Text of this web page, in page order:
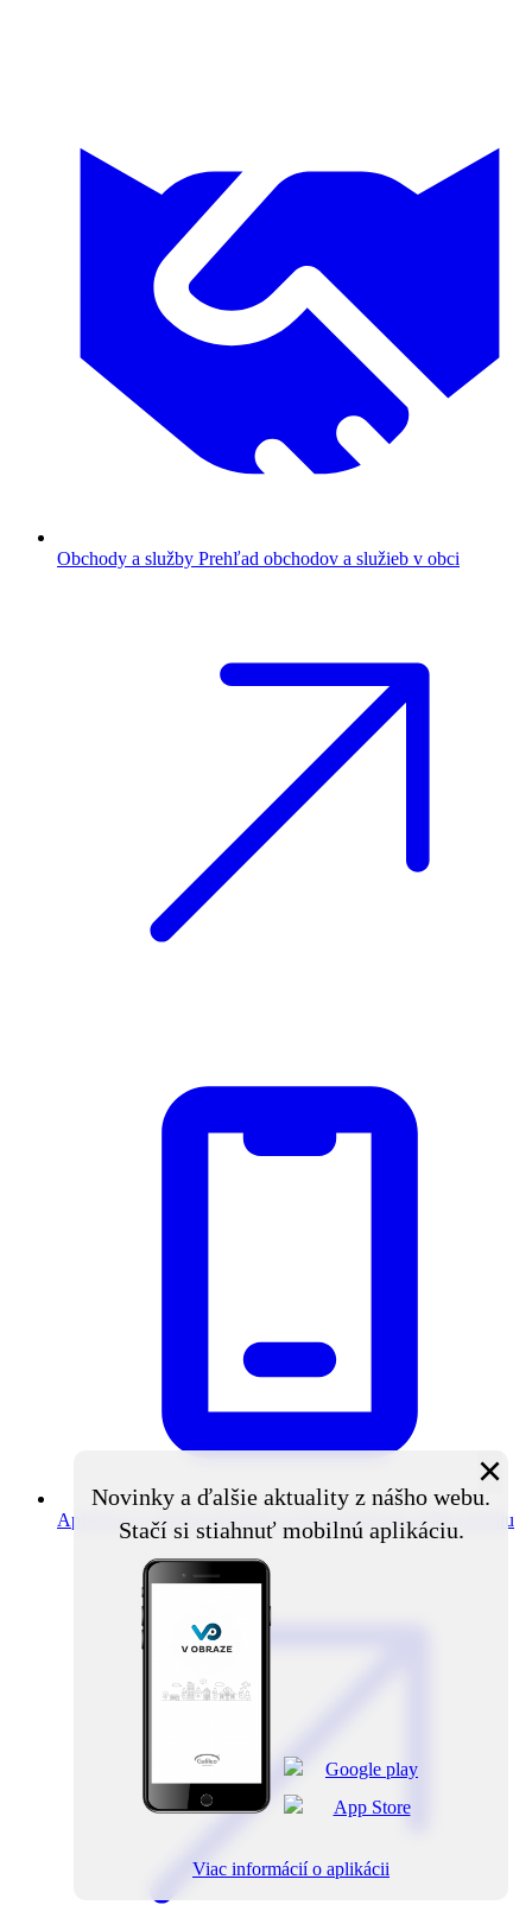
Obchody a služby Prehľad obchodov a služieb v obci
Aplikácia V obraze Novinky z obce priamo do vášho mobilu
Novinky a ďalšie aktuality z nášho webu.
Stačí si stiahnuť mobilnú aplikáciu.
×
Viac informácií o aplikácii